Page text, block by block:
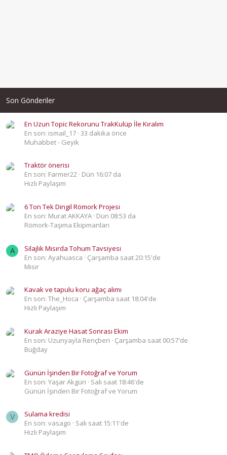
Son Gönderiler
En Uzun Topic Rekorunu TrakKulüp İle Kıralım
En son: ismail_17 33 dakika önce
Muhabbet - Geyik
Traktör önerisi
En son: Farmer22 Dün 16:07 da
Hızlı Paylaşım
6 Ton Tek Dingil Römork Projesi
En son: Murat AKKAYA Dün 08:53 da
Römork-Taşıma Ekipmanları
A
Silajlık Mısırda Tohum Tavsiyesi
En son: Ayahuasca
Çarşamba saat 20:15'de
Mısır
Kavak ve tapulu koru ağaç alımı
En son: The_Hoca
Çarşamba saat 18:04'de
Hızlı Paylaşım
Kurak Araziye Hasat Sonrası Ekim
En son: Uzunyayla Rençberi
Çarşamba saat 00:57'de
Buğday
Günün İşinden Bir Fotoğraf ve Yorum
En son: Yaşar Akgün
Salı saat 18:46'de
Günün İşinden Bir Fotoğraf ve Yorum
V
Sulama kredisi
En son: vasago
Salı saat 15:11'de
Hızlı Paylaşım